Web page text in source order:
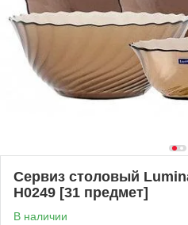
Сервиз столовый
H0249 [31 предмет]
В наличии